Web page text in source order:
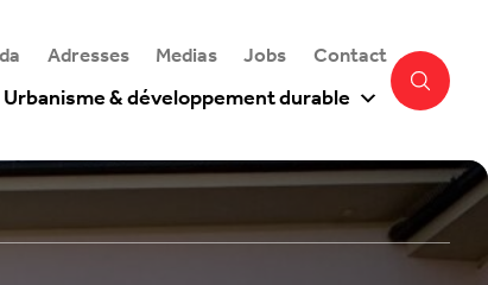
Adresses Medias Jobs Contact
Urbanisme & développement durable